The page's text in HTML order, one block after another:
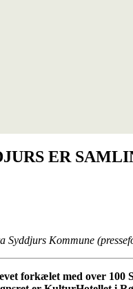
ER
Syddjurs Kommune
forkælet med over 100